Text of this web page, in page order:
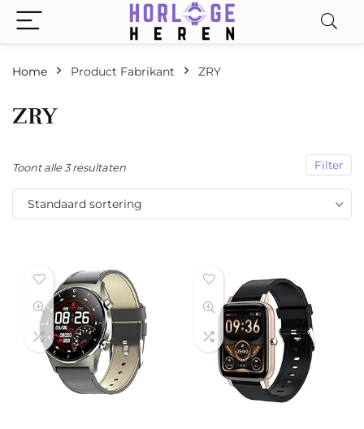
Home Product Fabrikant ‎ZRY
‎ZRY
Filter
Toont alle 3 resultaten
Standaard sortering